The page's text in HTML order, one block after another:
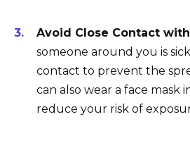
Avoid Close Contact
someone around you is
contact to prevent the
can also wear a face mask
reduce your risk of